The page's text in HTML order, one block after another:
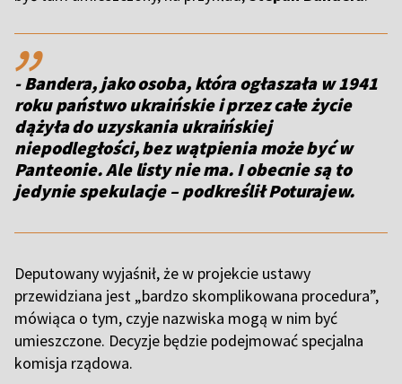
,,
- Bandera, jako osoba, która ogłaszała w 1941
roku państwo ukraińskie i przez całe życie
dążyła do uzyskania ukraińskiej
niepodległości, bez wątpienia może być w
Panteonie. Ale listy nie ma. I obecnie są to
jedynie spekulacje – podkreślił Poturajew.
Deputowany wyjaśnił, że w projekcie ustawy
przewidziana jest „bardzo skomplikowana procedura”,
mówiąca o tym, czyje nazwiska mogą w nim być
umieszczone. Decyzje będzie podejmować specjalna
komisja rządowa.